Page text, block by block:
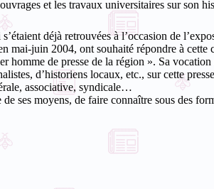
et les travaux universitaires sur son
déjà retrouvées à l’occasion de
mai-juin 2004, ont souhaité répondre à cette
homme de presse de la région ». Sa
d’historiens locaux, etc., sur cette
associative, syndicale…
ses moyens, de faire connaître sous des